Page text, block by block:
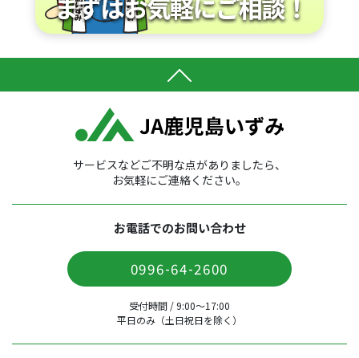
サービスなどご不明な点がありましたら、
お気軽にご連絡ください。
お電話でのお問い合わせ
0996-64-2600
受付時間 / 9:00〜17:00
平日のみ（土日祝日を除く）